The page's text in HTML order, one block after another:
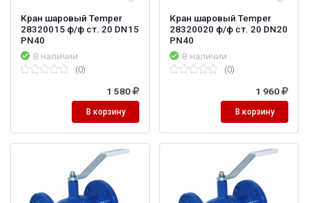
Кран шаровый Temper
28320015 ф/ф ст. 20 DN15
PN40
В наличии
(0)
1 580
В корзину
Кран шаровый Temper
28320020 ф/ф ст. 20 DN20
PN40
В наличии
(0)
1 960
В корзину